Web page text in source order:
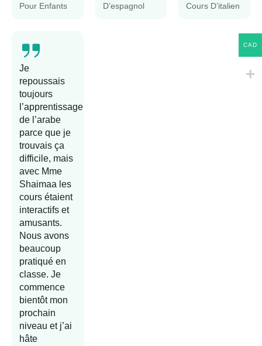
Pour Enfants
D’espagnol
Cours D’italien
Je
repoussais
toujours
l’apprentissage
de l’arabe
parce que je
trouvais ça
difficile, mais
avec Mme
Shaimaa les
cours étaient
interactifs et
amusants.
Nous avons
beaucoup
pratiqué en
classe. Je
commence
bientôt mon
prochain
niveau et j’ai
hâte
CAD